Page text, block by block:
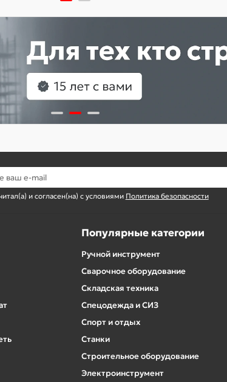
и согласен(на) с условиями Политика безопасности
Популярные категории
Ручной инструмент
Сварочное оборудование
Складская техника
Спецодежда и СИЗ
Спорт и отдых
Станки
Строительное оборудование
Электроинструмент